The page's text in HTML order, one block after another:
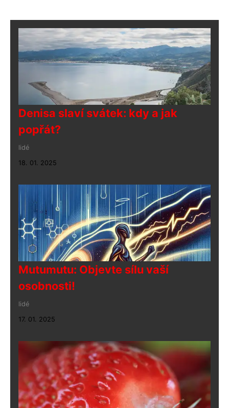
Denisa slaví svátek: kdy a jak
popřát?
lidé
18. 01. 2025
Mutumutu: Objevte sílu vaší
osobnosti!
lidé
17. 01. 2025